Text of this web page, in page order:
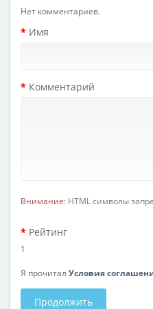
Нет комментариев.
Имя
Комментарий
Внимание: HTML символы
Рейтинг
1
Я прочитал Условия
Продолжить